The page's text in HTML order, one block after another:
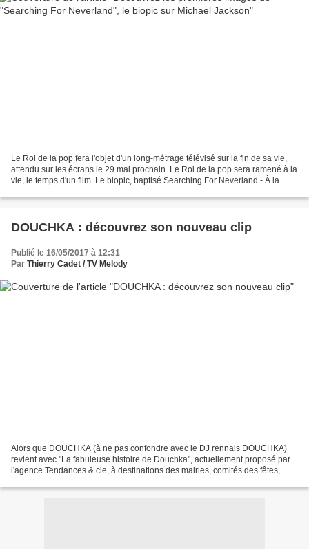
Le Roi de la pop fera l'objet d'un long-métrage télévisé sur la fin de sa vie,
attendu sur les écrans le 29 mai prochain. Le Roi de la pop sera ramené à la
vie, le temps d'un film. Le biopic, baptisé Searching For Neverland - À la
DOUCHKA : découvrez son nouveau clip
Publié le 16/05/2017 à 12:31
Par Thierry Cadet / TV Melody
Alors que DOUCHKA (à ne pas confondre avec le DJ rennais DOUCHKA)
revient avec "La fabuleuse histoire de Douchka", actuellement proposé par
l'agence Tendances & cie, à destinations des mairies, comités des fêtes,